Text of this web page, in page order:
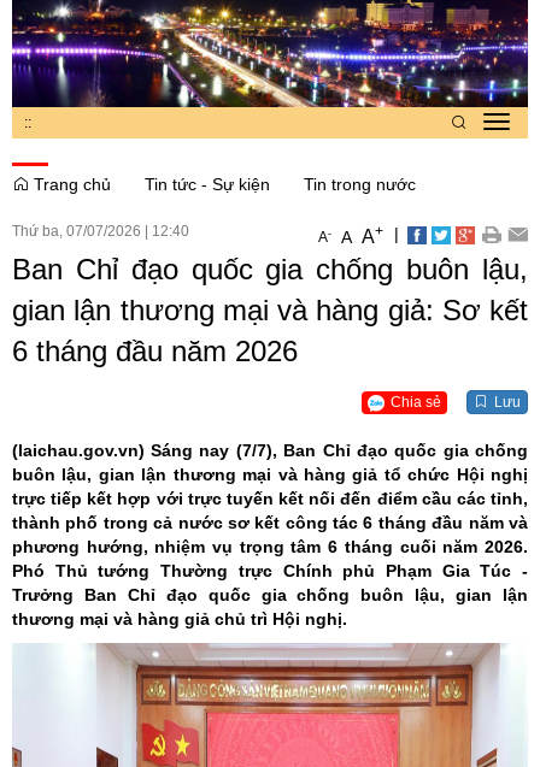
::
Trang chủ
Tin tức - Sự kiện Tin trong nước
Thứ ba, 07/07/2026 12:40 A- A A+ |
Ban Chỉ đạo quốc gia chống buôn lậu,
gian lận thương mại và hàng giả: Sơ kết
6 tháng đầu năm 2026
Chia sẻ Lưu
(laichau.gov.vn) Sáng nay (7/7), Ban Chỉ đạo quốc gia chống
buôn lậu, gian lận thương mại và hàng giả tổ chức Hội nghị
trực tiếp kết hợp với trực tuyến kết nối đến điểm cầu các tỉnh,
thành phố trong cả nước sơ kết công tác 6 tháng đầu năm và
phương hướng, nhiệm vụ trọng tâm 6 tháng cuối năm 2026.
Phó Thủ tướng Thường trực Chính phủ Phạm Gia Túc -
Trưởng Ban Chỉ đạo quốc gia chống buôn lậu, gian lận
thương mại và hàng giả chủ trì Hội nghị.